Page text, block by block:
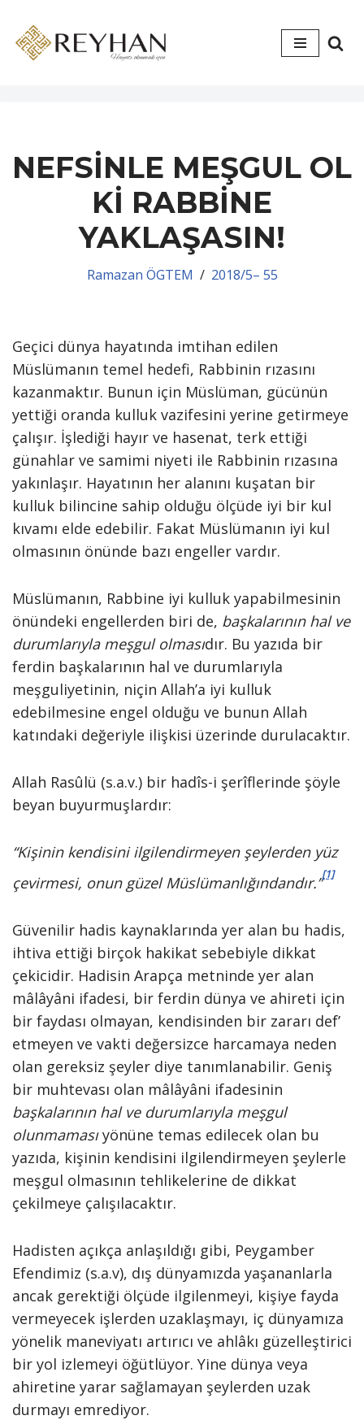
İçeriğe
NEFSİNLE MEŞGUL OL
Kİ RABBİNE
YAKLAŞASIN!
Ramazan ÖGTEM 2018/5– 55
Geçici dünya hayatında imtihan edilen
Müslümanın temel hedefi, Rabbinin rızasını
kazanmaktır. Bunun için Müslüman, gücünün
yettiği oranda kulluk vazifesini yerine getirmeye
çalışır. İşlediği hayır ve hasenat, terk ettiği
günahlar ve samimi niyeti ile Rabbinin rızasına
yakınlaşır. Hayatının her alanını kuşatan bir
kulluk bilincine sahip olduğu ölçüde iyi bir kul
kıvamı elde edebilir. Fakat Müslümanın iyi kul
olmasının önünde bazı engeller vardır.
Müslümanın, Rabbine iyi kulluk yapabilmesinin
önündeki engellerden biri de, başkalarının hal ve
durumlarıyla meşgul olmasıdır. Bu yazıda bir
ferdin başkalarının hal ve durumlarıyla
meşguliyetinin, niçin Allah’a iyi kulluk
edebilmesine engel olduğu ve bunun Allah
katındaki değeriyle ilişkisi üzerinde durulacaktır.
Allah Rasûlü (s.a.v.) bir hadîs-i şerîflerinde şöyle
beyan buyurmuşlardır:
“Kişinin kendisini ilgilendirmeyen şeylerden yüz
çevirmesi, onun güzel Müslümanlığındandır.”[1]
Güvenilir hadis kaynaklarında yer alan bu hadis,
ihtiva ettiği birçok hakikat sebebiyle dikkat
çekicidir. Hadisin Arapça metninde yer alan
mâlâyâni ifadesi, bir ferdin dünya ve ahireti için
bir faydası olmayan, kendisinden bir zararı def’
etmeyen ve vakti değersizce harcamaya neden
olan gereksiz şeyler diye tanımlanabilir. Geniş
bir muhtevası olan mâlâyâni ifadesinin
başkalarının hal ve durumlarıyla meşgul
olunmamasıyönüne temas edilecek olan bu
yazıda, kişinin kendisini ilgilendirmeyen şeylerle
meşgul olmasının tehlikelerine de dikkat
çekilmeye çalışılacaktır.
Hadisten açıkça anlaşıldığı gibi, Peygamber
Efendimiz (s.a.v), dış dünyamızda yaşananlarla
ancak gerektiği ölçüde ilgilenmeyi, kişiye fayda
vermeyecek işlerden uzaklaşmayı, iç dünyamıza
yönelik maneviyatı artırıcı ve ahlâkı güzelleştirici
bir yol izlemeyi öğütlüyor. Yine dünya veya
ahiretine yarar sağlamayan şeylerden uzak
durmayı emrediyor.